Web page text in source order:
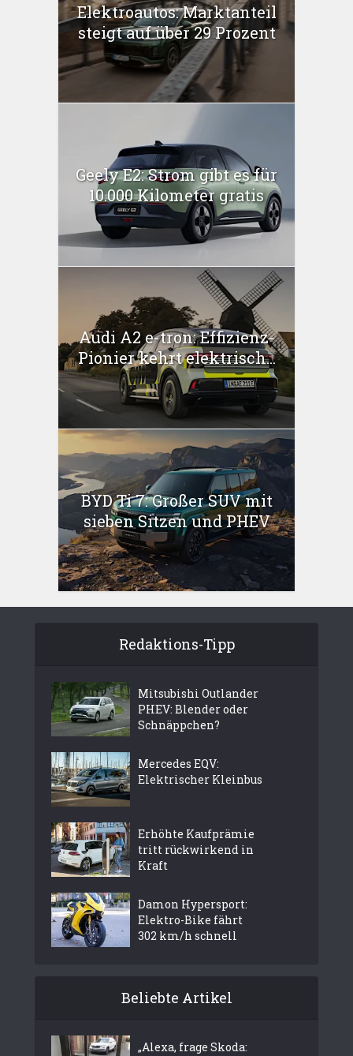
Elektroautos: Marktanteil
steigt auf über 29 Prozent
Geely E2: Strom gibt es für
10.000 Kilometer gratis
Audi A2 e-tron: Effizienz-
Pionier kehrt elektrisch...
BYD Ti 7: Großer SUV mit
sieben Sitzen und PHEV
Redaktions-Tipp
Mitsubishi Outlander
PHEV: Blender oder
Schnäppchen?
Mercedes EQV:
Elektrischer Kleinbus
Erhöhte Kaufprämie
tritt rückwirkend in
Kraft
Damon Hypersport:
Elektro-Bike fährt
302 km/h schnell
Beliebte Artikel
„Alexa, frage Skoda: